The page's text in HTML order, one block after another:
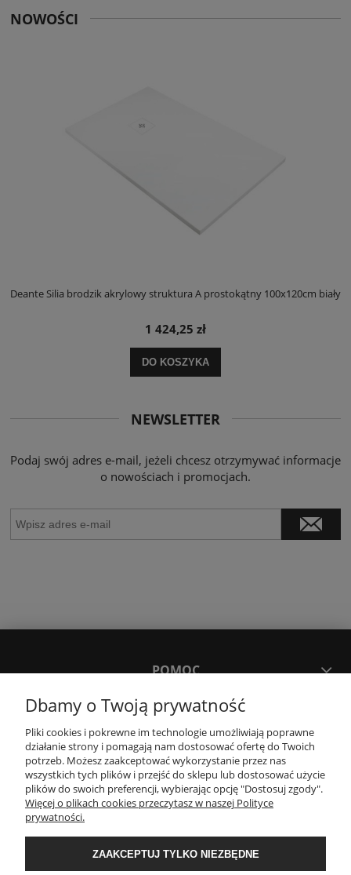
NOWOŚCI
Deante Silia brodzik akrylowy struktura A prostokątny 100x120cm biały
1 424,25 zł
DO KOSZYKA
NEWSLETTER
Podaj swój adres e-mail, jeżeli chcesz otrzymywać informacje
o nowościach i promocjach.
POMOC
MOJE KONTO
PŁATNOŚCI I DOSTAWA
KONTAKT
Wyposażenie łazienek Łazienki.eco | Pawła 23, 41-708 Ruda Śląska | E-mail:
Dbamy o Twoją prywatność
Pliki cookies i pokrewne im technologie umożliwiają poprawne
działanie strony i pomagają nam dostosować ofertę do Twoich
potrzeb. Możesz zaakceptować wykorzystanie przez nas
wszystkich tych plików i przejść do sklepu lub dostosować użycie
plików do swoich preferencji, wybierając opcję "Dostosuj zgody".
Więcej o plikach cookies przeczytasz w naszej Polityce
prywatności.
ZAAKCEPTUJ TYLKO NIEZBĘDNE